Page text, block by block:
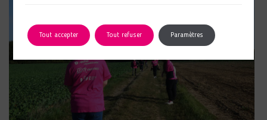
Tout accepter Tout refuser Paramètres